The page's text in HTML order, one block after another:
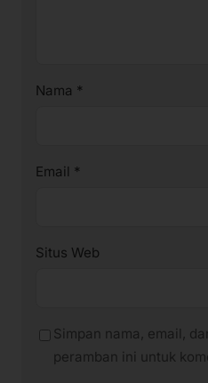
Nama *
Email *
Situs Web
Simpan nama, email,
peramban ini untuk